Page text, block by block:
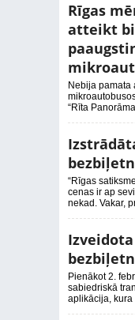
Rīgas
atteikt
Nebija pamata
“Rīta
“Rīgas
cenas ir ap
nekad. Vakar,
Pienākot 2.
sabiedriskā
aplikācija, kura